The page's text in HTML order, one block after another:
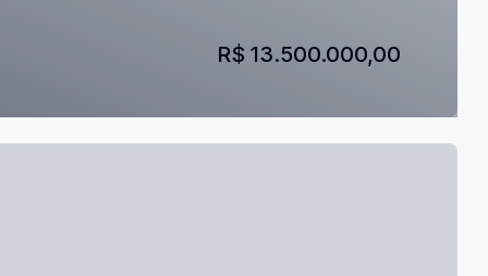
R$ 13.500.000,00